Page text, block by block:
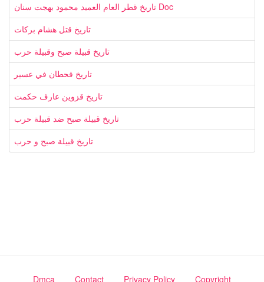
تاريخ قطر العام العميد محمود بهجت سنان Doc
تاريخ قتل هشام بركات
تاريخ قبيلة صبح وقبيلة حرب
تاريخ قحطان في عسير
تاريخ قزوين عارف حكمت
تاريخ قبيلة صبح ضد قبيلة حرب
تاريخ قبيلة صبح و حرب
Dmca Contact Privacy Policy Copyright